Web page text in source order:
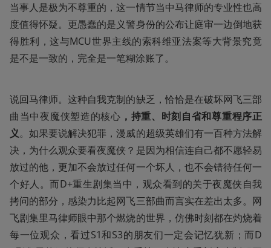
当事人是极为不尊重的，这一情节当中马律师的专业性也高
度值得怀疑。更愚蠢的是义警身份的公布让庭审一边倒地获
得胜利，这与MCU世界主线的索科维亚法案等大背景究竟
是不是一致的，完全是一笔糊涂账了。
说回马律师。这种自我克制的缺乏，恰恰是在破坏网飞三部
曲当中夜魔侠塑造的核心 ，持重、时刻自省和尊重程序正
义。如果要说解决犯罪，漫威的超级英雄们有一百种方法解
决，为什么观众要看夜魔侠？是因为相信连自己都不愿轻易
放过的他，更加不会放过任何一个坏人，也不会错待任何一
个好人。而D+重生剧集当中，观众看到的关于夜魔侠自我
拷问的部分，感染力比起网飞三部曲而言实在差出太多。网
飞剧集里马律师眼中那个燃烧的世界，仿佛时刻都在灼烧着
每一位观众，看过S1和S3的朋友们一定会记忆犹新；而D